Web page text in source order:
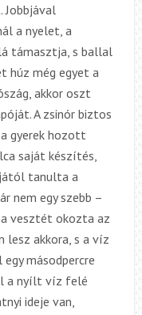
Jobbjával
a nyelet, a
támasztja, s ballal
húz még egyet a
akkor oszt
A zsinór biztos
gyerek hozott
saját készítés,
tanulta a
nem egy szebb –
vesztét okozta az
akkora, s a víz
egy másodpercre
a nyílt víz felé
ideje van,